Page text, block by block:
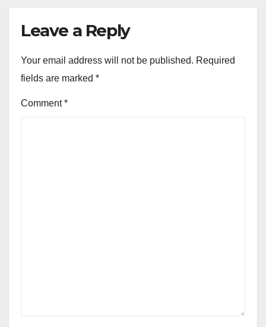
Leave a Reply
Your email address will not be published. Required
fields are marked *
Comment*